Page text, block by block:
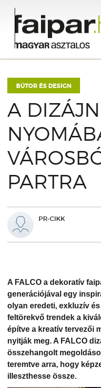
BÚTOR ÉS DESIGN
A DIZÁJN
PARTRA
PR-CIKK
A FALCO a dekoratív
generációjával egy
olyan eredeti, exkluzív
feltörekvő trendek a
építve a kreatív tervezői
nyitják meg. A FALCO
összehangolt
teremtve arra, hogy
illeszthesse össze.